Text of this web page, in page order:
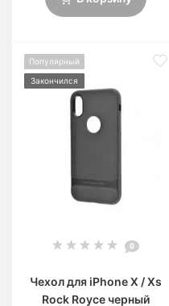
Популярный
Закончился
0
Чехол для iPhone X / Xs
Rock Royce черный